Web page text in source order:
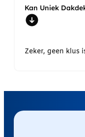
Kan Uniek
Zeker, geen klus